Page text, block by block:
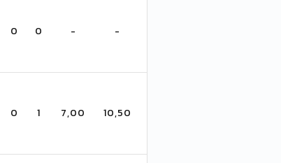
0 0 - -
0 1 7,00 10,50